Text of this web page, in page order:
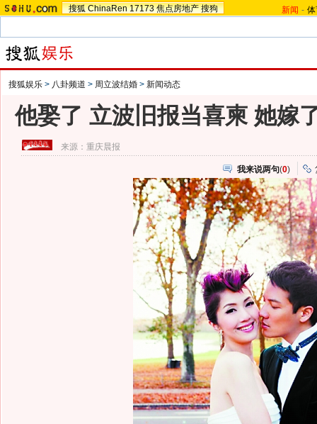
搜狐 ChinaRen 17173 焦点房地产 搜狗 新闻 -
搜狐娱乐 > 八卦频道 > 周立波结婚 > 新闻动态
他娶了 立波旧报当喜柬 她嫁
来源：重庆晨报
我来说两句(0)